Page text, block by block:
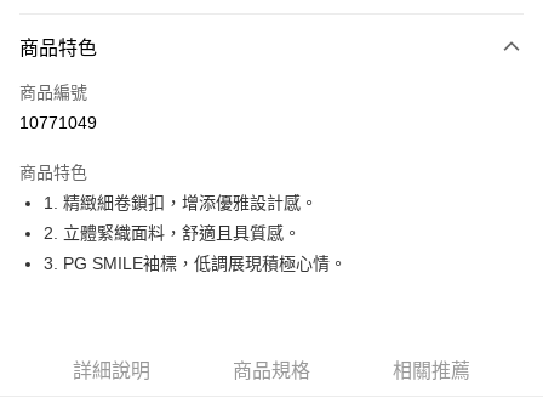
LINE Pay
Apple Pay
悠遊付
大哥付你分期
相關說明
成交易。
【關於「AFTEE先享後付」】
AFTEE先享後付是「在收到商品之後才付款」的支付方式。 讓您購物簡單
ATM付款
商品特色
商品編號
10771049
商品特色
1. 精緻細卷鎖扣，增添優雅設計感。
2. 立體緊織面料，舒適且具質感。
3. PG SMILE袖標，低調展現積極心情。
詳細說明 商品規格 相關推薦